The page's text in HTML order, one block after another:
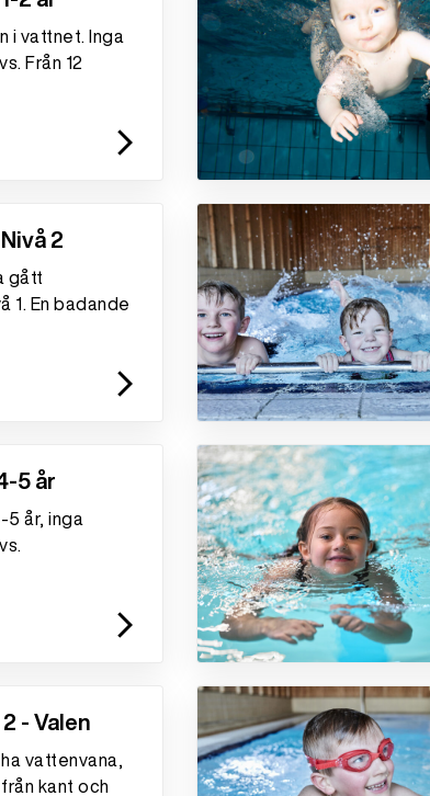
i vattnet. Inga
Från 12
arrow_forward_ios
2
gått
1. En badande
arrow_forward_ios
5 år
5 år, inga
arrow_forward_ios
- Valen
vattenvana,
kant och